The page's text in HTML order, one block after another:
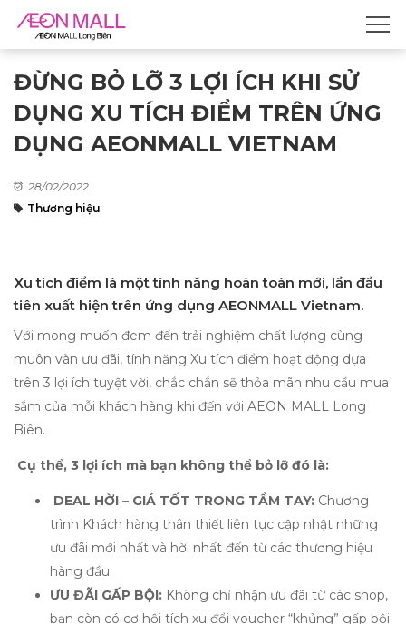
ĐỪNG BỎ LỠ 3 LỢI ÍCH KHI SỬ
DỤNG XU TÍCH ĐIỂM TRÊN ỨNG
DỤNG AEONMALL VIETNAM​
28/02/2022
Thương hiệu
Xu tích điểm là một tính năng hoàn toàn mới, lần đầu
tiên xuất hiện trên ứng dụng AEONMALL Vietnam.
Với mong muốn đem đến trải nghiệm chất lượng cùng
muôn vàn ưu đãi, tính năng Xu tích điểm hoạt động dựa
trên 3 lợi ích tuyệt vời, chắc chắn sẽ thỏa mãn nhu cầu mua
sắm của mỗi khách hàng khi đến với AEON MALL Long
Biên. ​
Cụ thể, 3 lợi ích mà bạn không thể bỏ lỡ đó là: ​
DEAL HỜI – GIÁ TỐT TRONG TẦM TAY: Chương
trình Khách hàng thân thiết liên tục cập nhật những
ưu đãi mới nhất và hời nhất đến từ các thương hiệu
hàng đầu.
ƯU ĐÃI GẤP BỘI: Không chỉ nhận ưu đãi từ các shop,
bạn còn có cơ hội tích xu đổi voucher “khủng” gấp bội